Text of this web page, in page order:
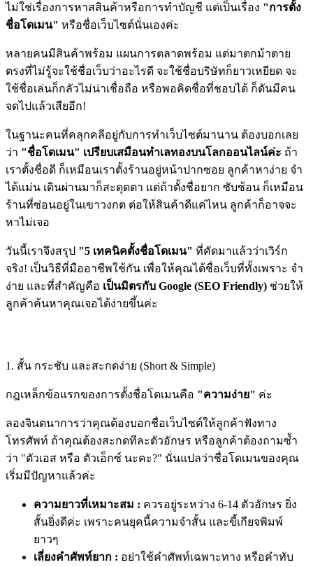
ไม่ใช่เรื่องการหาสสินค้าหรือการทำบัญชี แต่เป็นเรื่อง "การตั้ง
ชื่อโดเมน" หรือชื่อเว็บไซต์นั่นเองค่ะ
หลายคนมีสินค้าพร้อม แผนการตลาดพร้อม แต่มาตกม้าตาย
ตรงที่ไม่รู้จะใช้ชื่อเว็บว่าอะไรดี จะใช้ชื่อบริษัทก็ยาวเหยียด จะ
ใช้ชื่อเล่นก็กลัวไม่น่าเชื่อถือ หรือพอคิดชื่อที่ชอบได้ ก็ดันมีคน
จดไปแล้วเสียอีก!
ในฐานะคนที่คลุกคลีอยู่กับการทำเว็บไซต์มานาน ต้องบอกเลย
ว่า "ชื่อโดเมน" เปรียบเสมือนทำเลทองบนโลกออนไลน์ค่ะ ถ้า
เราตั้งชื่อดี ก็เหมือนเราตั้งร้านอยู่หน้าปากซอย ลูกค้าหาง่าย จำ
ได้แม่น เดินผ่านมาก็สะดุดตา แต่ถ้าตั้งชื่อยาก ซับซ้อน ก็เหมือน
ร้านที่ซ่อนอยู่ในเขาวงกต ต่อให้สินค้าดีแค่ไหน ลูกค้าก็อาจจะ
หาไม่เจอ
วันนี้เราจึงสรุป "5 เทคนิคตั้งชื่อโดเมน" ที่คัดมาแล้วว่าเวิร์ก
จริง! เป็นวิธีที่มืออาชีพใช้กัน เพื่อให้คุณได้ชื่อเว็บที่ทั้งเพราะ จำ
ง่าย และที่สำคัญคือ เป็นมิตรกับ Google (SEO Friendly) ช่วยให้
ลูกค้าค้นหาคุณเจอได้ง่ายขึ้นค่ะ
1. สั้น กระชับ และสะกดง่าย (Short & Simple)
กฎเหล็กข้อแรกของการตั้งชื่อโดเมนคือ "ความง่าย" ค่ะ
ลองจินตนาการว่าคุณต้องบอกชื่อเว็บไซต์ให้ลูกค้าฟังทาง
โทรศัพท์ ถ้าคุณต้องสะกดทีละตัวอักษร หรือลูกค้าต้องถามซ้ำ
ว่า "ตัวเอส หรือ ตัวเอ็กซ์ นะคะ?" นั่นแปลว่าชื่อโดเมนของคุณ
เริ่มมีปัญหาแล้วค่ะ
ความยาวที่เหมาะสม : ควรอยู่ระหว่าง 6-14 ตัวอักษร ยิ่ง
สั้นยิ่งดีค่ะ เพราะคนยุคนี้ความจำสั้น และขี้เกียจพิมพ์
ยาวๆ
เลี่ยงคำศัพท์ยาก : อย่าใช้คำศัพท์เฉพาะทาง หรือคำทับ